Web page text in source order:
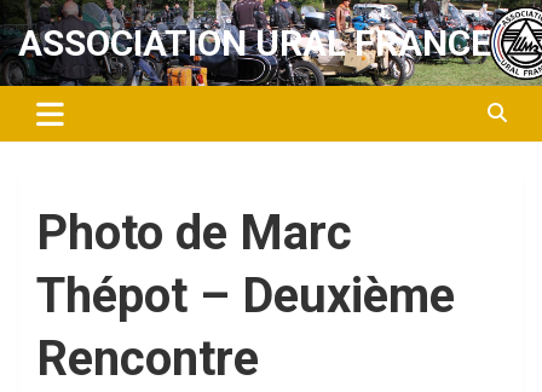
Aller
au
contenu
ASSOCIATION URAL FRANCE
Photo de Marc
Thépot – Deuxième
Rencontre